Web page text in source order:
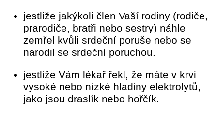
jestliže jakýkoli člen Vaší rodiny (rodiče,
prarodiče, bratři nebo sestry) náhle
zemřel kvůli srdeční poruše nebo se
narodil se srdeční poruchou.
jestliže Vám lékař řekl, že máte v krvi
vysoké nebo nízké hladiny elektrolytů,
jako jsou draslík nebo hořčík.